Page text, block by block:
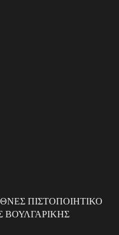
ΠΙΣΤΟΠΟΙΗΤΙΚΟ
ΒΟΥΛΓΑΡΙΚΗΣ